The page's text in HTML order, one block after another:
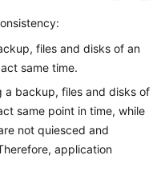
files and disks of an
same time.
a backup, files and disks of
same point in time, while
not quiesced and
application